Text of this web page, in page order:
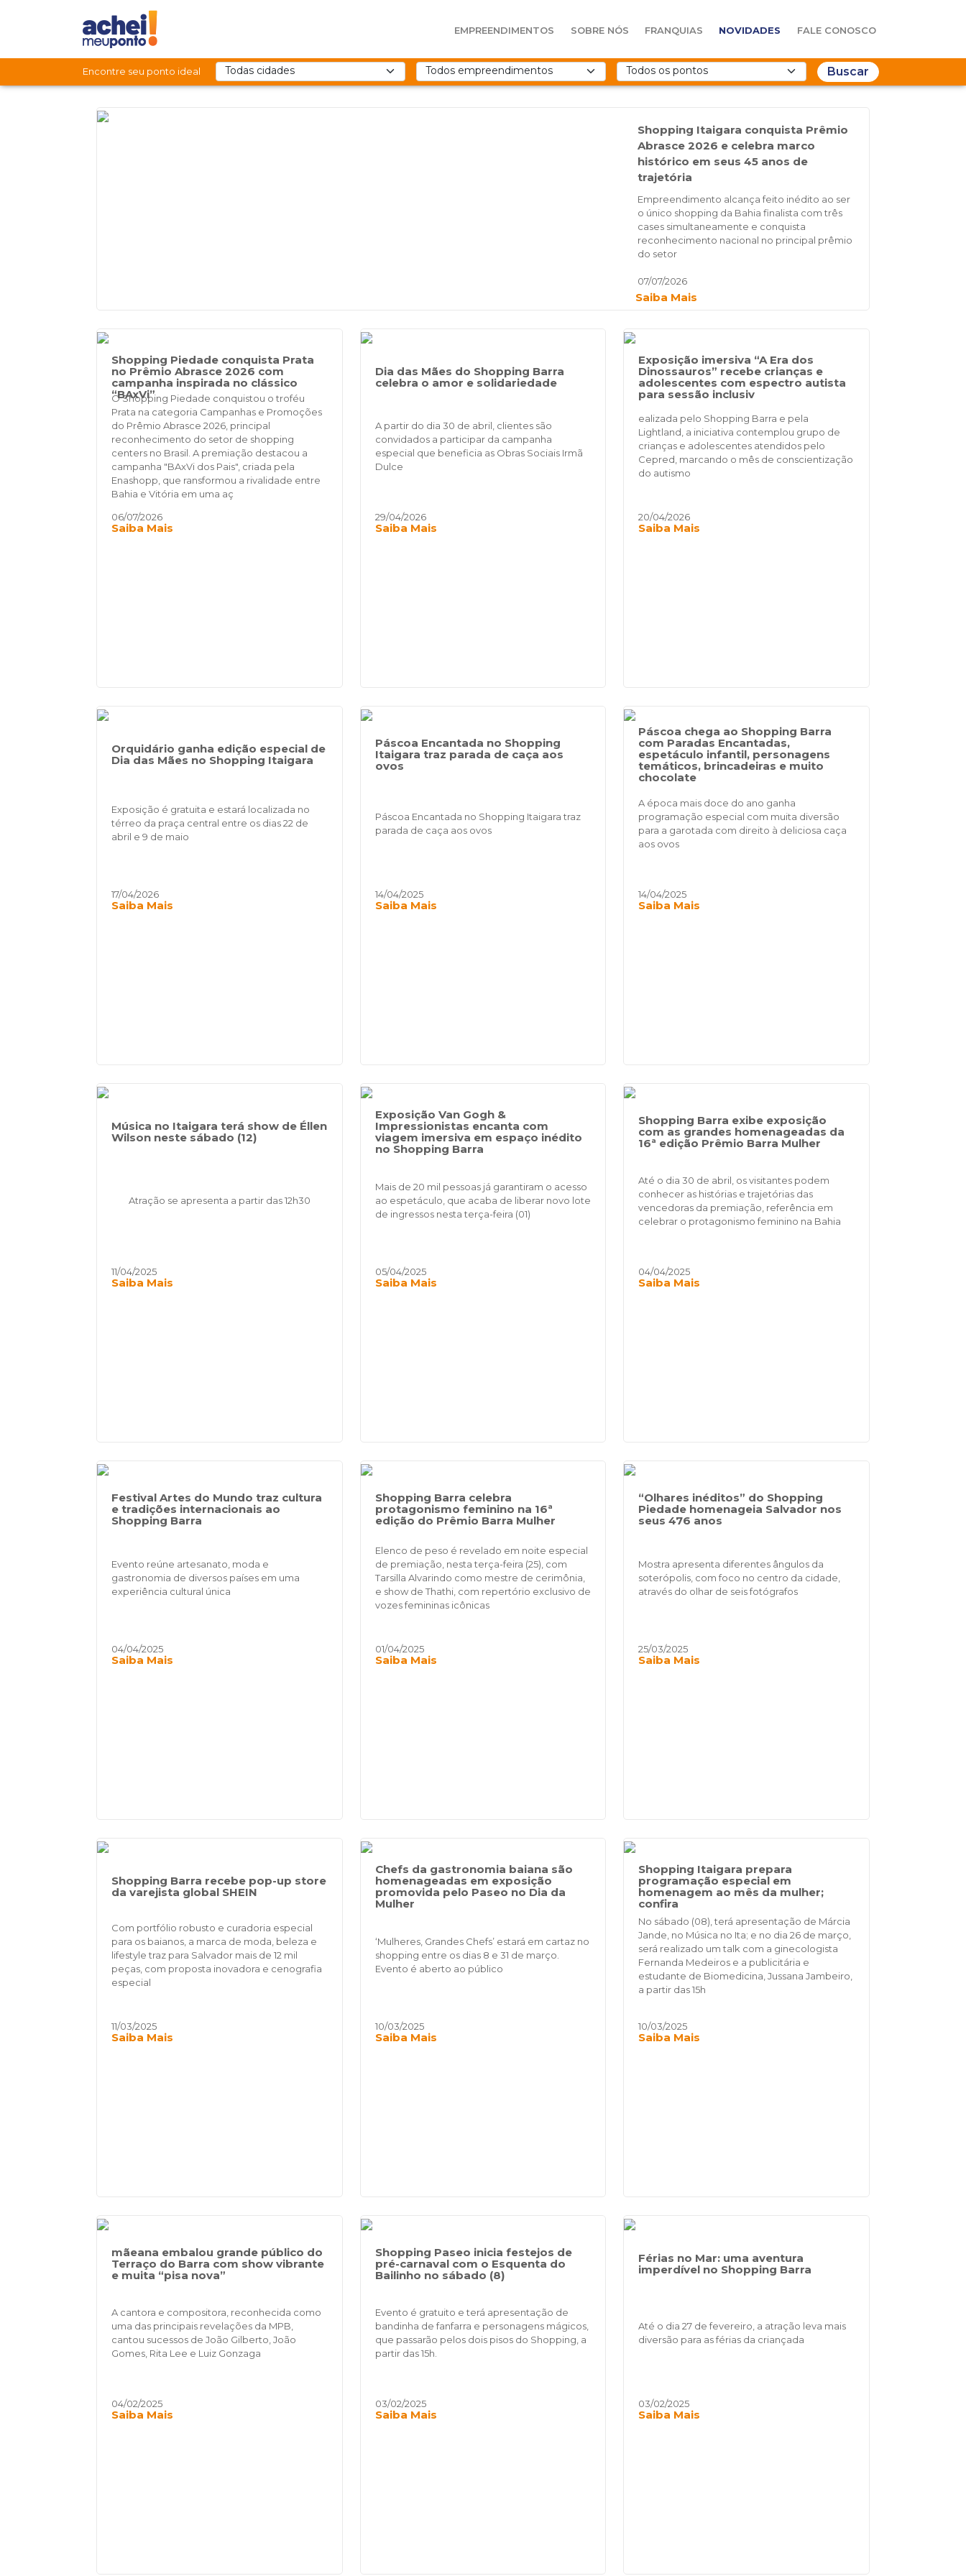
EMPREENDIMENTOS SOBRE NÓS FRANQUIAS NOVIDADES FALE CONOSCO
Encontre seu ponto ideal Buscar
Shopping Itaigara conquista Prêmio
Abrasce 2026 e celebra marco
histórico em seus 45 anos de
trajetória
Empreendimento alcança feito inédito ao ser
o único shopping da Bahia finalista com três
cases simultaneamente e conquista
reconhecimento nacional no principal prêmio
do setor
07/07/2026
Saiba Mais
Shopping Piedade conquista Prata
no Prêmio Abrasce 2026 com
campanha inspirada no clássico
“BAxVi”
O Shopping Piedade conquistou o troféu
Prata na categoria Campanhas e Promoções
do Prêmio Abrasce 2026, principal
reconhecimento do setor de shopping
centers no Brasil. A premiação destacou a
campanha "BAxVi dos Pais", criada pela
Enashopp, que ransformou a rivalidade entre
Bahia e Vitória em uma aç
06/07/2026
Saiba Mais
Dia das Mães do Shopping Barra
celebra o amor e solidariedade
A partir do dia 30 de abril, clientes são
convidados a participar da campanha
especial que beneficia as Obras Sociais Irmã
Dulce
29/04/2026
Saiba Mais
Exposição imersiva “A Era dos
Dinossauros” recebe crianças e
adolescentes com espectro autista
para sessão inclusiv
ealizada pelo Shopping Barra e pela
Lightland, a iniciativa contemplou grupo de
crianças e adolescentes atendidos pelo
Cepred, marcando o mês de conscientização
do autismo
20/04/2026
Saiba Mais
Orquidário ganha edição especial de
Dia das Mães no Shopping Itaigara
Exposição é gratuita e estará localizada no
térreo da praça central entre os dias 22 de
abril e 9 de maio
17/04/2026
Saiba Mais
Páscoa Encantada no Shopping
Itaigara traz parada de caça aos
ovos
Páscoa Encantada no Shopping Itaigara traz
parada de caça aos ovos
14/04/2025
Saiba Mais
Páscoa chega ao Shopping Barra
com Paradas Encantadas,
espetáculo infantil, personagens
temáticos, brincadeiras e muito
chocolate
A época mais doce do ano ganha
programação especial com muita diversão
para a garotada com direito à deliciosa caça
aos ovos
14/04/2025
Saiba Mais
Música no Itaigara terá show de Éllen
Wilson neste sábado (12)
Atração se apresenta a partir das 12h30
11/04/2025
Saiba Mais
Exposição Van Gogh &
Impressionistas encanta com
viagem imersiva em espaço inédito
no Shopping Barra
Mais de 20 mil pessoas já garantiram o acesso
ao espetáculo, que acaba de liberar novo lote
de ingressos nesta terça-feira (01)
05/04/2025
Saiba Mais
Shopping Barra exibe exposição
com as grandes homenageadas da
16ª edição Prêmio Barra Mulher
Até o dia 30 de abril, os visitantes podem
conhecer as histórias e trajetórias das
vencedoras da premiação, referência em
celebrar o protagonismo feminino na Bahia
04/04/2025
Saiba Mais
Festival Artes do Mundo traz cultura
e tradições internacionais ao
Shopping Barra
Evento reúne artesanato, moda e
gastronomia de diversos países em uma
experiência cultural única
04/04/2025
Saiba Mais
Shopping Barra celebra
protagonismo feminino na 16ª
edição do Prêmio Barra Mulher
Elenco de peso é revelado em noite especial
de premiação, nesta terça-feira (25), com
Tarsilla Alvarindo como mestre de cerimônia,
e show de Thathi, com repertório exclusivo de
vozes femininas icônicas
01/04/2025
Saiba Mais
“Olhares inéditos” do Shopping
Piedade homenageia Salvador nos
seus 476 anos
Mostra apresenta diferentes ângulos da
soterópolis, com foco no centro da cidade,
através do olhar de seis fotógrafos
25/03/2025
Saiba Mais
Shopping Barra recebe pop-up store
da varejista global SHEIN
Com portfólio robusto e curadoria especial
para os baianos, a marca de moda, beleza e
lifestyle traz para Salvador mais de 12 mil
peças, com proposta inovadora e cenografia
especial
11/03/2025
Saiba Mais
Chefs da gastronomia baiana são
homenageadas em exposição
promovida pelo Paseo no Dia da
Mulher
‘Mulheres, Grandes Chefs’ estará em cartaz no
shopping entre os dias 8 e 31 de março.
Evento é aberto ao público
10/03/2025
Saiba Mais
Shopping Itaigara prepara
programação especial em
homenagem ao mês da mulher;
confira
No sábado (08), terá apresentação de Márcia
Jande, no Música no Ita; e no dia 26 de março,
será realizado um talk com a ginecologista
Fernanda Medeiros e a publicitária e
estudante de Biomedicina, Jussana Jambeiro,
a partir das 15h
10/03/2025
Saiba Mais
mãeana embalou grande público do
Terraço do Barra com show vibrante
e muita “pisa nova”
A cantora e compositora, reconhecida como
uma das principais revelações da MPB,
cantou sucessos de João Gilberto, João
Gomes, Rita Lee e Luiz Gonzaga
04/02/2025
Saiba Mais
Shopping Paseo inicia festejos de
pré-carnaval com o Esquenta do
Bailinho no sábado (8)
Evento é gratuito e terá apresentação de
bandinha de fanfarra e personagens mágicos,
que passarão pelos dois pisos do Shopping, a
partir das 15h.
03/02/2025
Saiba Mais
Férias no Mar: uma aventura
imperdível no Shopping Barra
Até o dia 27 de fevereiro, a atração leva mais
diversão para as férias da criançada
03/02/2025
Saiba Mais